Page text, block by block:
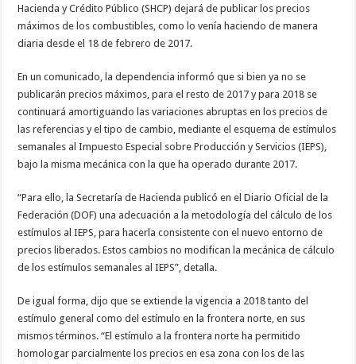
Hacienda y Crédito Público (SHCP) dejará de publicar los precios
máximos de los combustibles, como lo venía haciendo de manera
diaria desde el 18 de febrero de 2017.
En un comunicado, la dependencia informó que si bien ya no se
publicarán precios máximos, para el resto de 2017 y para 2018 se
continuará amortiguando las variaciones abruptas en los precios de
las referencias y el tipo de cambio, mediante el esquema de estímulos
semanales al Impuesto Especial sobre Producción y Servicios (IEPS),
bajo la misma mecánica con la que ha operado durante 2017.
“Para ello, la Secretaría de Hacienda publicó en el Diario Oficial de la
Federación (DOF) una adecuación a la metodología del cálculo de los
estímulos al IEPS, para hacerla consistente con el nuevo entorno de
precios liberados. Estos cambios no modifican la mecánica de cálculo
de los estímulos semanales al IEPS”, detalla.
De igual forma, dijo que se extiende la vigencia a 2018 tanto del
estímulo general como del estímulo en la frontera norte, en sus
mismos términos. “El estímulo a la frontera norte ha permitido
homologar parcialmente los precios en esa zona con los de las